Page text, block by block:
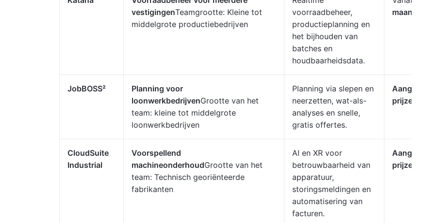
vestigingenTeamgrootte: Kleine tot
middelgrote productiebedrijven
voorraadbeheer,
productieplanning en
het bijhouden van
batches en
houdbaarheidsdata.
maand
JobBOSS²
Planning voor
loonwerkbedrijvenGrootte van het
team: kleine tot middelgrote
loonwerkbedrijven
Planning via slepen en
neerzetten, wat-als-
analyses en snelle,
gratis offertes.
Aangepaste
prijzen
CloudSuite
Industrial
Voorspellend
machineonderhoudGrootte van het
team: Technisch georiënteerde
fabrikanten
AI en XR voor
betrouwbaarheid van
apparatuur,
storingsmeldingen en
automatisering van
facturen.
Aangepaste
prijzen